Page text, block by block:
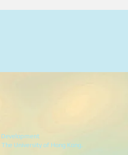
University of Hong Kong.